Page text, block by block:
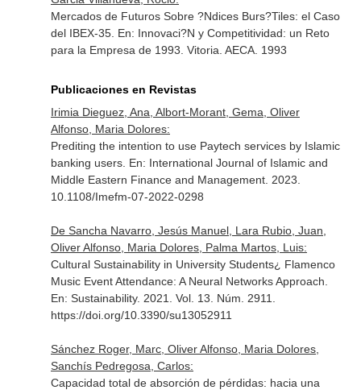
Mercados de Futuros Sobre ?Ndices Burs?Tiles: el Caso
del IBEX-35. En: Innovaci?N y Competitividad: un Reto
para la Empresa de 1993 . Vitoria. AECA. 1993
Publicaciones en Revistas
Irimia Dieguez, Ana, Albort-Morant, Gema, Oliver
Alfonso, Maria Dolores:
Prediting the intention to use Paytech services by Islamic
banking users. En: International Journal of Islamic and
Middle Eastern Finance and Management. 2023.
10.1108/Imefm-07-2022-0298
De Sancha Navarro, Jesús Manuel, Lara Rubio, Juan,
Oliver Alfonso, Maria Dolores, Palma Martos, Luis:
Cultural Sustainability in University Students¿ Flamenco
Music Event Attendance: A Neural Networks Approach.
En: Sustainability. 2021. Vol. 13. Núm. 2911.
https://doi.org/10.3390/su13052911
Sánchez Roger, Marc, Oliver Alfonso, Maria Dolores,
Sanchís Pedregosa, Carlos:
Capacidad total de absorción de pérdidas: hacia una